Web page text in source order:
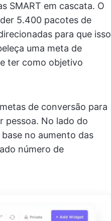
SMART em cascata. O
5.400 pacotes de
para que isso
uma meta de
ter como objetivo
de conversão para
pessoa. No lado do
no aumento das
número de